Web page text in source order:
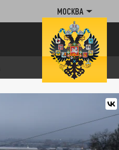
МОСКВА